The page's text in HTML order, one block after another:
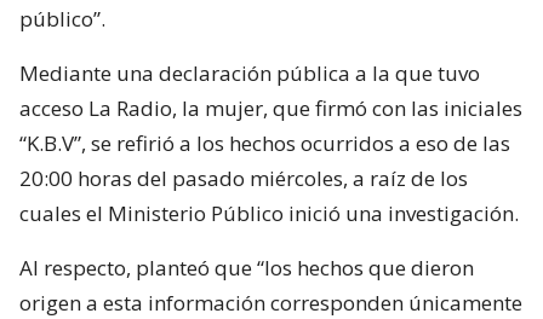
público”.
Mediante una declaración pública a la que tuvo
acceso La Radio, la mujer, que firmó con las iniciales
“K.B.V”, se refirió a los hechos ocurridos a eso de las
20:00 horas del pasado miércoles, a raíz de los
cuales el Ministerio Público inició una investigación.
Al respecto, planteó que “los hechos que dieron
origen a esta información corresponden únicamente